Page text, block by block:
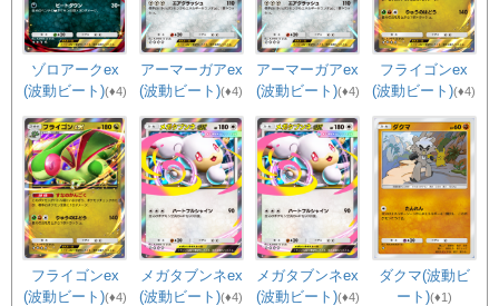
ゾロアークex
(波動ビート)(♦4)
アーマーガアex
(波動ビート)(♦4)
アーマーガアex
(波動ビート)(♦4)
フライゴンex
(波動ビート)(♦4)
フライゴンex
(波動ビート)(♦4)
メガタブンネex
(波動ビート)(♦4)
メガタブンネex
(波動ビート)(♦4)
ダクマ(波動ビ
ート)(♦1)